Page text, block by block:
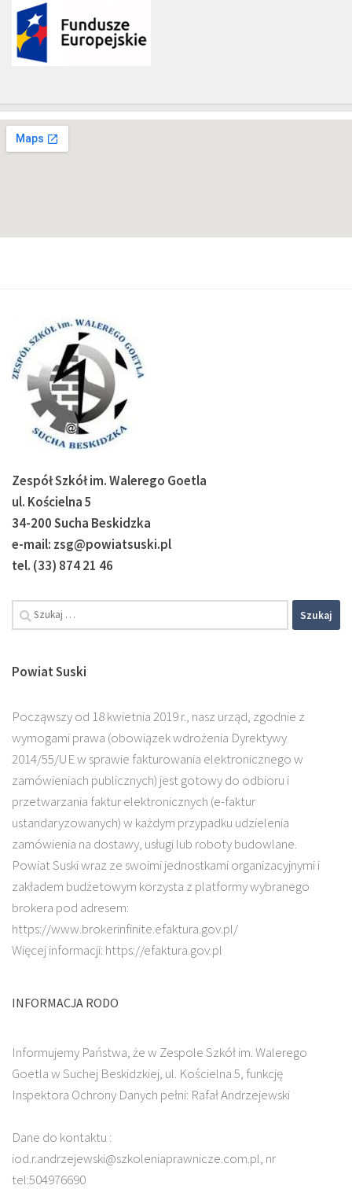
Zespół Szkół im. Walerego Goetla
ul. Kościelna 5
34-200 Sucha Beskidzka
e-mail: zsg@powiatsuski.pl
tel. (33) 874 21 46
Szukaj:
Powiat Suski
Począwszy od 18 kwietnia 2019 r., nasz urząd, zgodnie z
wymogami prawa (obowiązek wdrożenia Dyrektywy
2014/55/UE w sprawie fakturowania elektronicznego w
zamówieniach publicznych) jest gotowy do odbioru i
przetwarzania faktur elektronicznych (e-faktur
ustandaryzowanych) w każdym przypadku udzielenia
zamówienia na dostawy, usługi lub roboty budowlane.
Powiat Suski wraz ze swoimi jednostkami organizacyjnymi i
zakładem budżetowym korzysta z platformy wybranego
brokera pod adresem:
https://www.brokerinfinite.efaktura.gov.pl/
Więcej informacji: https://efaktura.gov.pl
INFORMACJA RODO
Informujemy Państwa, że w Zespole Szkół im. Walerego
Goetla w Suchej Beskidzkiej, ul. Kościelna 5, funkcję
Inspektora Ochrony Danych pełni: Rafał Andrzejewski
Dane do kontaktu :
iod.r.andrzejewski@szkoleniaprawnicze.com.pl, nr
tel:504976690